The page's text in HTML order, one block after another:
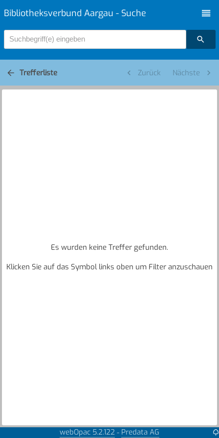
Bibliotheksverbund Aargau - Suche
Suchbegriff(e) eingeben
Trefferliste Zurück Nächste
Es wurden keine Treffer gefunden.
Klicken Sie auf das Symbol links oben um Filter anzuschauen
webOpac 5.2.122 - Predata AG